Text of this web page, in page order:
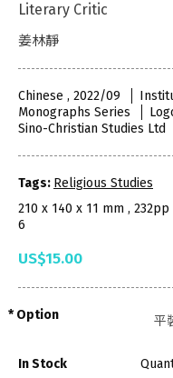
Literary Critic
姜林靜
Chinese , 2022/09
Monographs Series
Sino-Christian Studies Ltd
Tags: Religious Studies
210 x 140 x 11 mm , 232pp
6
US$15.00
Option
In Stock